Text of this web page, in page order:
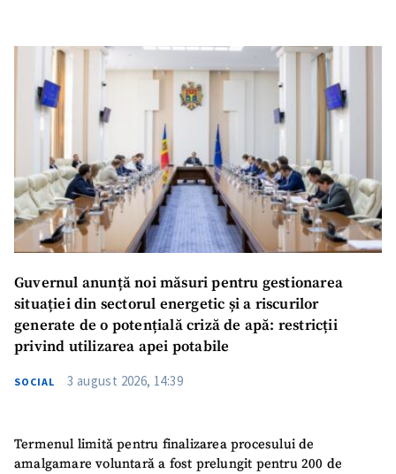
Guvernul anunță noi măsuri pentru gestionarea
situației din sectorul energetic și a riscurilor
generate de o potențială criză de apă: restricții
privind utilizarea apei potabile
SOCIAL 3 august 2026, 14:39
Termenul limită pentru finalizarea procesului de
amalgamare voluntară a fost prelungit pentru 200 de